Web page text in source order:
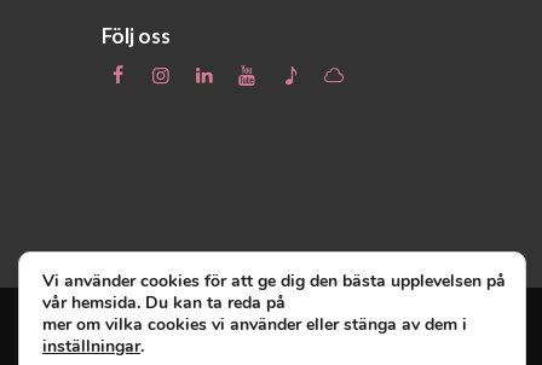
Följ oss
Vi använder cookies för att ge dig den bästa upplevelsen på
vår hemsida. Du kan ta reda på
mer om vilka cookies vi använder eller stänga av dem i
inställningar.